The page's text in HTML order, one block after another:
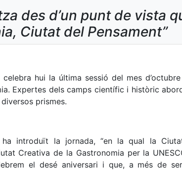
des d’un punt de vista
Ciutat del Pensament”
hui la última sessió del mes
Expertes dels camps científic i històric
prismes.
ha introduït la jornada, “en la qual la
Creativa de la Gastronomia per la
el desé aniversari i que, a més de